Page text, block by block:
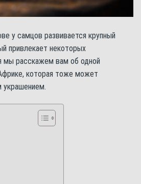
у самцов развивается крупный
привлекает некоторых
мы расскажем вам об одной
которая тоже может
украшением.